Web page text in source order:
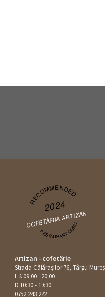
RECOMMENDED
2024
COFETĂRIA ARTIZAN
RESTAURANT GURU
Artizan - cofetărie
Strada Călăraşilor 76, Târgu Mureș
L-S 09:00 - 20:00
D 10:30 - 19:30
0752 243 222